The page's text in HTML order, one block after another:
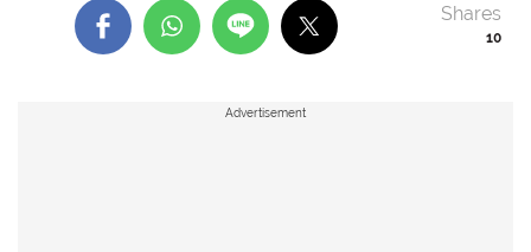
10
Shares
Advertisement